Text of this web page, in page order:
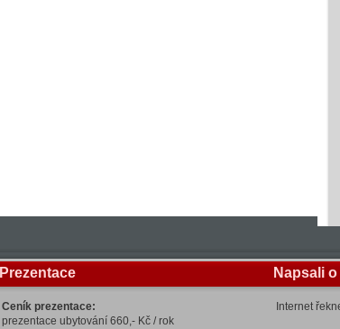
Prezentace
Ceník prezentace:
prezentace ubytování 660,- Kč / rok
Napsali
Internet